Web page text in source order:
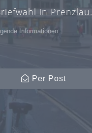
in Prenzlau.
Informationen
Per Post